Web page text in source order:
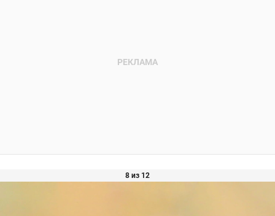
8 из 12